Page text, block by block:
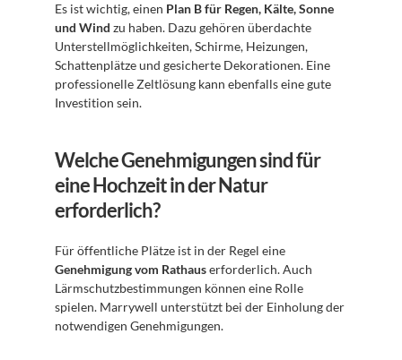
Es ist wichtig, einen Plan B für Regen, Kälte, Sonne
und Wind zu haben. Dazu gehören überdachte
Unterstellmöglichkeiten, Schirme, Heizungen,
Schattenplätze und gesicherte Dekorationen. Eine
professionelle Zeltlösung kann ebenfalls eine gute
Investition sein.
Welche Genehmigungen sind für
eine Hochzeit in der Natur
erforderlich?
Genehmigung vom Rathaus erforderlich. Auch
Lärmschutzbestimmungen können eine Rolle
spielen. Marrywell unterstützt bei der Einholung der
notwendigen Genehmigungen.